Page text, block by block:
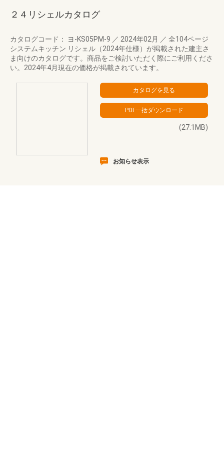
２４リシェルカタログ
カタログコード： ヨ-KS05PM-9 ／ 2024年02月 ／ 全104ページ
システムキッチン リシェル（2024年仕様）が掲載された建主さ
ま向けのカタログです。商品をご検討いただく際にご利用くださ
い。2024年4月現在の価格が掲載されています。
(27.1MB)
お知らせ表示